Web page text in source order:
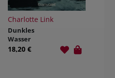
Charlotte Link
Dunkles
Wasser
18,20 €